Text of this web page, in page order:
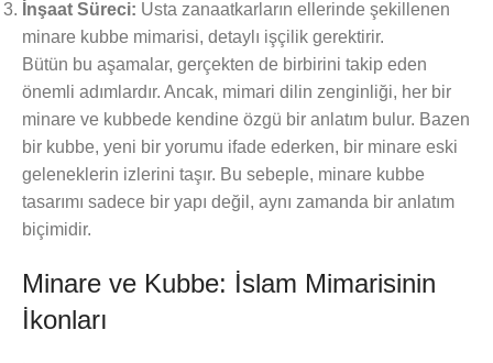
İnşaat Süreci: Usta zanaatkarların ellerinde şekillenen
minare kubbe mimarisi, detaylı işçilik gerektirir.
Bütün bu aşamalar, gerçekten de birbirini takip eden
önemli adımlardır. Ancak, mimari dilin zenginliği, her bir
minare ve kubbede kendine özgü bir anlatım bulur. Bazen
bir kubbe, yeni bir yorumu ifade ederken, bir minare eski
geleneklerin izlerini taşır. Bu sebeple, minare kubbe
tasarımı sadece bir yapı değil, aynı zamanda bir anlatım
biçimidir.
Minare ve Kubbe: İslam Mimarisinin
İkonları